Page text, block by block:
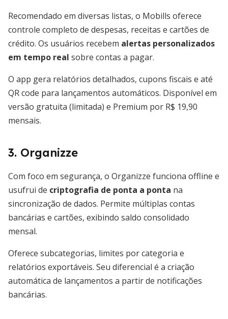
Recomendado em diversas listas, o Mobills oferece
controle completo de despesas, receitas e cartões de
crédito. Os usuários recebem alertas personalizados
em tempo real sobre contas a pagar.
O app gera relatórios detalhados, cupons fiscais e até
QR code para lançamentos automáticos. Disponível em
versão gratuita (limitada) e Premium por R$ 19,90
mensais.
3. Organizze
Com foco em segurança, o Organizze funciona offline e
usufrui de criptografia de ponta a ponta na
sincronização de dados. Permite múltiplas contas
bancárias e cartões, exibindo saldo consolidado
mensal.
Oferece subcategorias, limites por categoria e
relatórios exportáveis. Seu diferencial é a criação
automática de lançamentos a partir de notificações
bancárias.